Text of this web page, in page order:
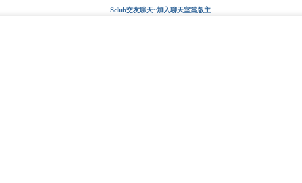
Sclub交友聊天~加入聊天室當版主